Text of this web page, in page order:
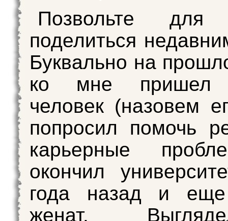
Позвольте для
поделиться
Буквально на
ко мне пришел
человек (назовем
попросил помочь
карьерные
окончил
года назад и
женат.